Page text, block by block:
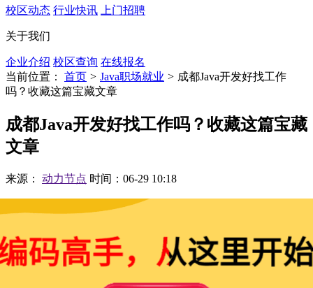
校区动态 行业快讯 上门招聘
关于我们
企业介绍 校区查询 在线报名
当前位置：
首页 > Java职场就业 > 成都Java开发好找工作
吗？收藏这篇宝藏文章
成都Java开发好找工作吗？收藏这篇宝藏
文章
来源： 动力节点 时间：06-29 10:18